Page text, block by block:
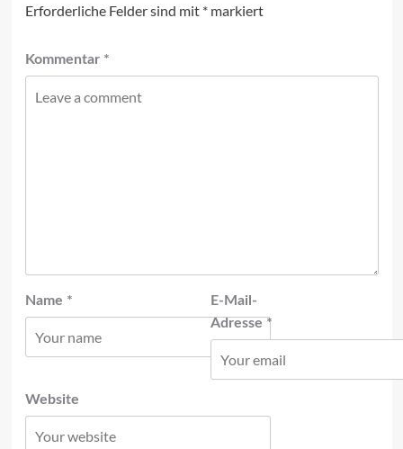
Erforderliche Felder sind mit *markiert
Kommentar *
Name *
E-Mail-
Adresse *
Website